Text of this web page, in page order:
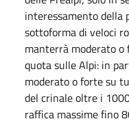
interessamento
sottoforma di veloci
manterrà moderato o
quota sulle Alpi: in
moderato o forte su
del crinale oltre i
raffica massime fino